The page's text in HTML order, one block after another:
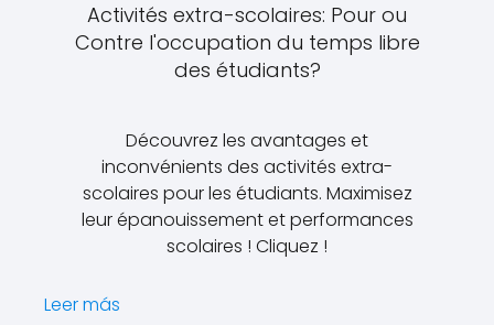
Activités extra-scolaires: Pour ou
Contre l'occupation du temps libre
des étudiants?
Découvrez les avantages et
inconvénients des activités extra-
scolaires pour les étudiants. Maximisez
leur épanouissement et performances
scolaires ! Cliquez !
Leer más